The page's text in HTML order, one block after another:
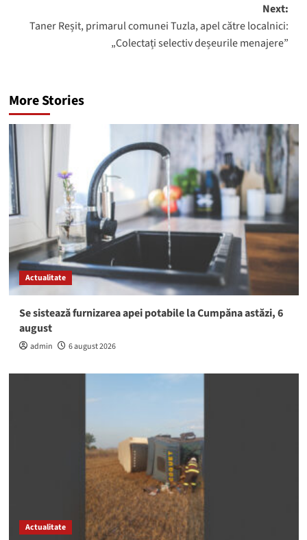
Next:
Taner Reșit, primarul comunei Tuzla, apel către localnici:
„Colectați selectiv deșeurile menajere”
More Stories
Actualitate
Se sistează furnizarea apei potabile la Cumpăna astăzi, 6
august
admin 6 august 2026
Actualitate